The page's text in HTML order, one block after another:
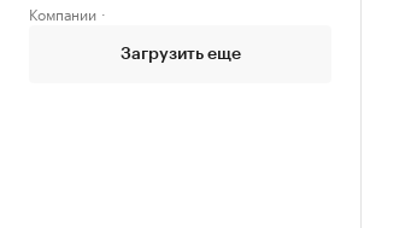
Компании
Загрузить еще